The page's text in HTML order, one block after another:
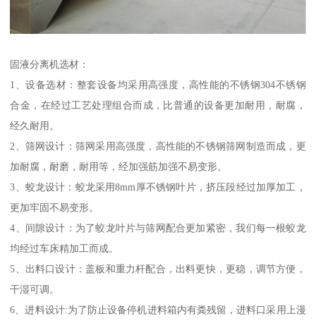
固液分离机选材：
1、设备选材：整套设备均采用高强度，高性能的不锈钢304不锈钢
合金，在经过工艺处理组合而成，比普通的设备更加耐用，耐腐，
经久耐用。
2、筛网设计：筛网采用高强度，高性能的不锈钢筛网制造而成，更
加耐腐，耐磨，耐用等，经加强筋加强不易变形。
3、蛟龙设计：蛟龙采用8mm厚不锈钢叶片，挤压段经过加厚加工，
更加牢固不易变形。
4、间隙设计：为了蛟龙叶片与筛网配合更加紧密，我们每一根蛟龙
均经过车床精加工而成。
5、出料口设计：盖板和重力杆配合，出料更快，更稳，调节方便，
干湿可调。
6、进料设计:为了防止设备停机进料箱内有粪残留，进料口采用上漫